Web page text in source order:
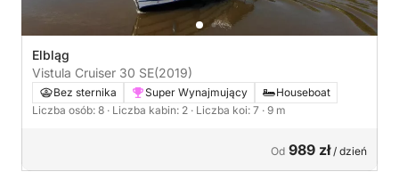
Elbląg
Vistula Cruiser 30 SE(2019)
Bez sternika Super Wynajmujący
Houseboat
Liczba osób: 8 · Liczba kabin: 2 · Liczba koi: 7 · 9 m
Od 989 zł/ dzień